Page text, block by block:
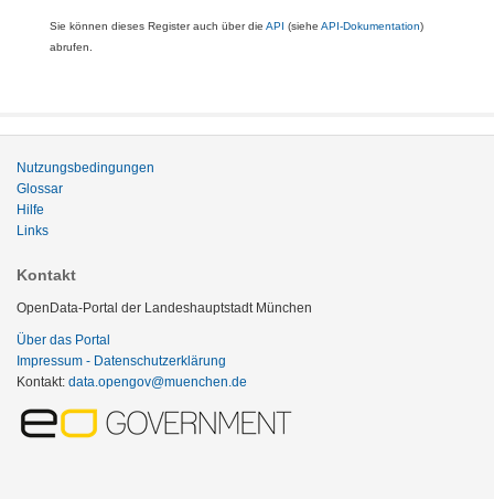
Sie können dieses Register auch über die API (siehe API-Dokumentation)
abrufen.
Nutzungsbedingungen
Glossar
Hilfe
Links
Kontakt
OpenData-Portal der Landeshauptstadt München
Über das Portal
Impressum - Datenschutzerklärung
Kontakt: data.opengov@muenchen.de